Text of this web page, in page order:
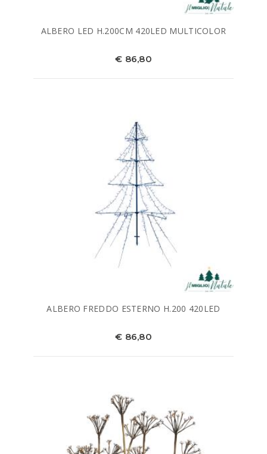
ALBERO LED H.200CM 420LED MULTICOLOR
€ 86,80
ALBERO FREDDO ESTERNO H.200 420LED
€ 86,80